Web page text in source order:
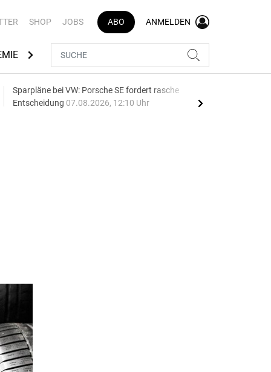
SHOP JOBS ABO ANMELDEN
AUTOMARKEN
Sparpläne bei VW: Porsche SE fordert rasche
Entscheidung 07.08.2026, 12:10 Uhr